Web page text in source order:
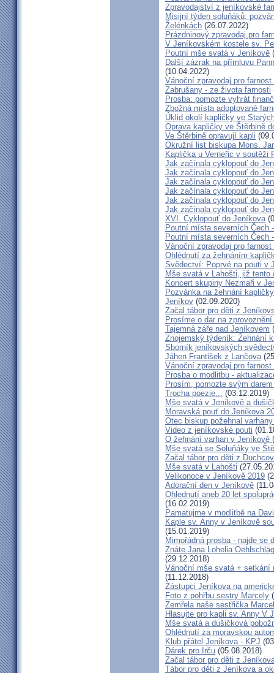
Zpravodajství z jeníkovské
Misijní týden soluňáků:
Želénkách (26.07.2022)
Prázdninový zpravodaj pro
V Jeníkovském kostele sv.
Poutní mše svatá v Jeníkově
Další zázrak na přímluvu
(10.04.2022)
Vánoční zpravodaj pro
Zabrušany - ze života farnosti
Prosba: pomozte vyhrát
Zbožná místa adoptované
Úklid okolí kapličky ve
Oprava kapličky ve Štěrbině
Ve Štěrbině opravují kapli
Okružní list biskupa Mons.
Kaplička u Verneřic v soutěži
Jak začínala cyklopouť do
Jak začínala cyklopouť do
Jak začínala cyklopouť do
Jak začínala cyklopouť do
Jak začínala cyklopouť do
Jak začínala cyklopouť do
XVI. Cyklopouť do Jeníkova
Poutní místa severních Čech
Poutní místa severních Čech
Vánoční zpravodaj pro
Ohlédnutí za žehnáním
Svědectví: Poprvé na pouti v
Mše svatá v Lahošti, již tento
Koncert skupiny Nezmaři v
Pozvánka na žehnání
Jeníkov (02.09.2020)
Začal tábor pro děti z
Prosíme o dar na
Tajemná záře nad Jeníkovem
Znojemský týdeník: Žehnání
Sborník jeníkovských
Jáhen František z Lančova
Vánoční zpravodaj pro
Prosba o modlitbu -
Prosím, pomozte svým
Trocha poezie...
(03.12.2019)
Mše svatá v Jeníkově a
Moravská pouť do Jeníkova
Otec biskup požehnal
Video z jeníkovské pouti
O žehnání varhan v Jeníkově
Mše svatá se Soluňáky ve
Začal tábor pro děti z
Mše svatá v Lahošti
Velikonoce v Jeníkově 2019
Adorační den v Jeníkově
Ohlednutí aneb 20 let
(16.02.2019)
Pamatujme v modlitbě na
Kaple sv. Anny v Jeníkově
(15.01.2019)
Mimořádná prosba - najde se
Znáte Jana Lohelia
(29.12.2018)
Vánoční mše svatá + setkání
(11.12.2018)
Zástupci Jeníkova na
Foto z pohřbu sestry Marcely
Zemřela naše sestřička
Hlasujte pro kapli sv. Anny V
Mše svatá a dušičková
Ohlédnutí za moravskou
Klub přátel Jeníkova - KPJ
Dárek pro Irču (05.08.2018)
Začal tábor pro děti z
Tábor pro děti z Jeníkova a